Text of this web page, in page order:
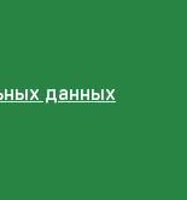
данных